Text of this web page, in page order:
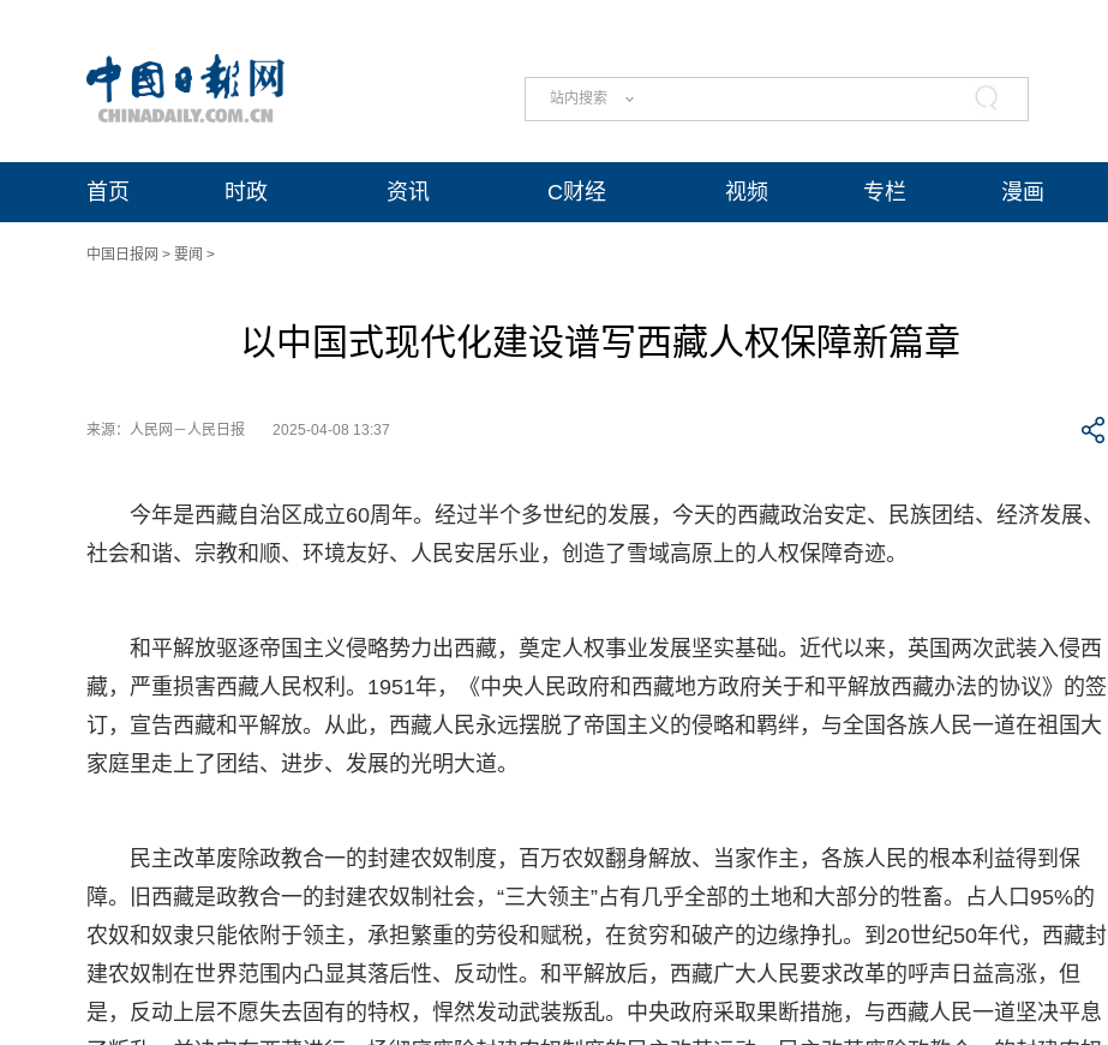
站内搜索
首页 时政 资讯 C财经 视频 专栏 漫画
中国日报网 > 要闻 >
以中国式现代化建设谱写西藏人权保障新篇章
来源：人民网－人民日报 2025-04-08 13:37
今年是西藏自治区成立60周年。经过半个多世纪的发展，今天的西藏政治安定、民族团结、经济发展、
社会和谐、宗教和顺、环境友好、人民安居乐业，创造了雪域高原上的人权保障奇迹。
和平解放驱逐帝国主义侵略势力出西藏，奠定人权事业发展坚实基础。近代以来，英国两次武装入侵西
藏，严重损害西藏人民权利。1951年，《中央人民政府和西藏地方政府关于和平解放西藏办法的协议》的签
订，宣告西藏和平解放。从此，西藏人民永远摆脱了帝国主义的侵略和羁绊，与全国各族人民一道在祖国大
家庭里走上了团结、进步、发展的光明大道。
民主改革废除政教合一的封建农奴制度，百万农奴翻身解放、当家作主，各族人民的根本利益得到保
障。旧西藏是政教合一的封建农奴制社会，“三大领主”占有几乎全部的土地和大部分的牲畜。占人口95%的
农奴和奴隶只能依附于领主，承担繁重的劳役和赋税，在贫穷和破产的边缘挣扎。到20世纪50年代，西藏封
建农奴制在世界范围内凸显其落后性、反动性。和平解放后，西藏广大人民要求改革的呼声日益高涨，但
是，反动上层不愿失去固有的特权，悍然发动武装叛乱。中央政府采取果断措施，与西藏人民一道坚决平息